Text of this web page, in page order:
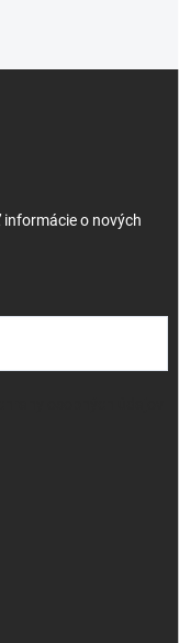
informácie o nových